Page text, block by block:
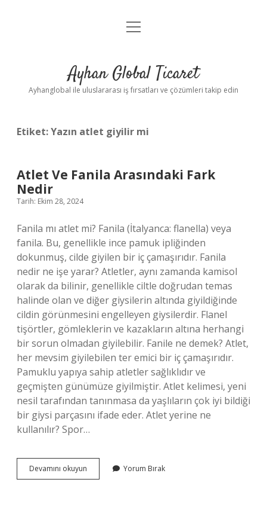
Anasayfa
Yasal Uyarı
menüyü
Ayhan Global Ticaret
Ayhanglobal ile uluslararası iş fırsatları ve çözümleri takip edin
Etiket:Yazın atlet giyilir mi
Atlet Ve Fanila Arasındaki Fark
Nedir
Tarih: Ekim 28, 2024
Fanila mı atlet mi? Fanila (İtalyanca: flanella) veya
fanila. Bu, genellikle ince pamuk ipliğinden
dokunmuş, cilde giyilen bir iç çamaşırıdır. Fanila
nedir ne işe yarar? Atletler, aynı zamanda kamisol
olarak da bilinir, genellikle ciltle doğrudan temas
halinde olan ve diğer giysilerin altında giyildiğinde
cildin görünmesini engelleyen giysilerdir. Flanel
tişörtler, gömleklerin ve kazakların altına herhangi
bir sorun olmadan giyilebilir. Fanile ne demek? Atlet,
her mevsim giyilebilen ter emici bir iç çamaşırıdır.
Pamuklu yapıya sahip atletler sağlıklıdır ve
geçmişten günümüze giyilmiştir. Atlet kelimesi, yeni
nesil tarafından tanınmasa da yaşlıların çok iyi bildiği
bir giysi parçasını ifade eder. Atlet yerine ne
kullanılır? Spor…
Devamını okuyun
Ve
Yorum Bırak